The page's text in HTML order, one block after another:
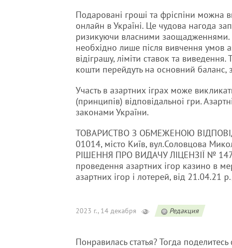
Подаровані гроші та фріспіни можна
онлайн в Україні. Це чудова нагода
ризикуючи власними
необхідно лише після вивчення умов
відіграшу, ліміти ставок та
кошти перейдуть на основний баланс,
Участь в азартних іграх може
(принципів) відповідальноі гри.
законами України.
ТОВАРИСТВО З ОБМЕЖЕНОЮ
01014, місто Київ, вул.Соловцова
РІШЕННЯ ПРО ВИДАЧУ ЛІЦЕНЗІЇ № 147
проведення азартних ігор казино в
азартних ігор і лотерей, від 21.04.21
2023 г., 14 декабря Редакция
Понравилась статья? Тогда